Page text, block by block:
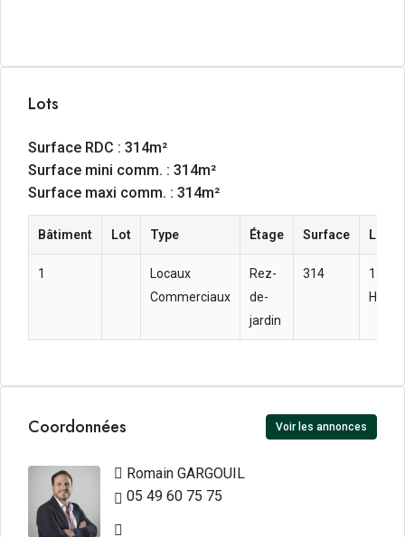
Lots
Surface RDC : 314m²
Surface mini comm. : 314m²
Surface maxi comm. : 314m²
Bâtiment Lot Type Étage Surface
1
Locaux
Commerciaux
Rez-
de-
jardin
314
HC
Coordonnées Voir les annonces
Romain GARGOUIL
05 49 60 75 75